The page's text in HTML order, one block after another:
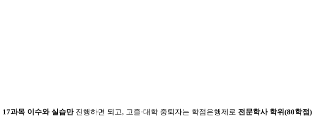
17과목 이수와 실습만진행하면 되고, 고졸·대학 중퇴자는 학점은행제로 전문학사 학위(80학점)